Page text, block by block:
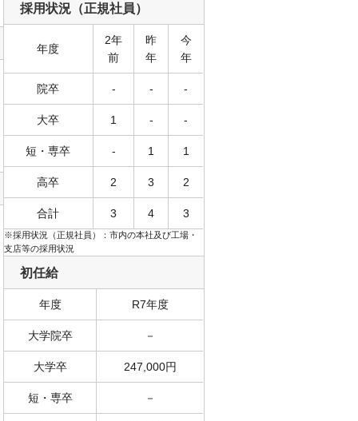
採用状況（正規社員）
年度
2年
前
昨
年
今
年
院卒 - - -
大卒 1 - -
短・専卒 - 1 1
高卒 2 3 2
合計 3 4 3
※採用状況（正規社員）：市内の本社及び工場・
支店等の採用状況
初任給
年度 R7年度
大学院卒 －
大学卒 247,000円
短・専卒 －